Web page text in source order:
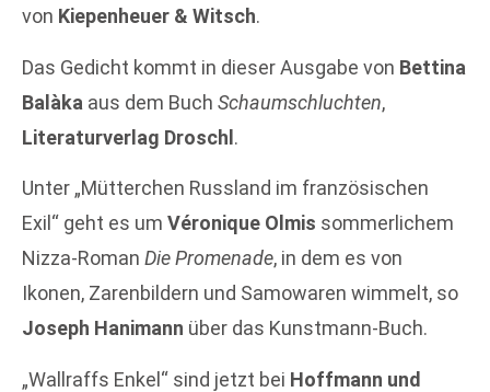
von Kiepenheuer & Witsch.
Das Gedicht kommt in dieser Ausgabe von Bettina
Balàka aus dem Buch Schaumschluchten,
Literaturverlag Droschl.
Unter „Mütterchen Russland im französischen
Exil“ geht es um Véronique Olmis sommerlichem
Nizza-Roman Die Promenade, in dem es von
Ikonen, Zarenbildern und Samowaren wimmelt, so
Joseph Hanimann über das Kunstmann-Buch.
„Wallraffs Enkel“ sind jetzt bei Hoffmann und